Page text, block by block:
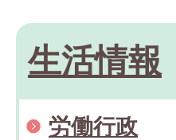
生活情報
労働行政